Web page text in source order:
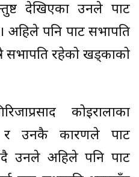
देखिएका उनले पार्टी
पनि पार्टी सभापति
सभापति रहेको खड्काको
कोइरालाका
उनकै कारणले पार्टी
अहिले पनि पार्टी